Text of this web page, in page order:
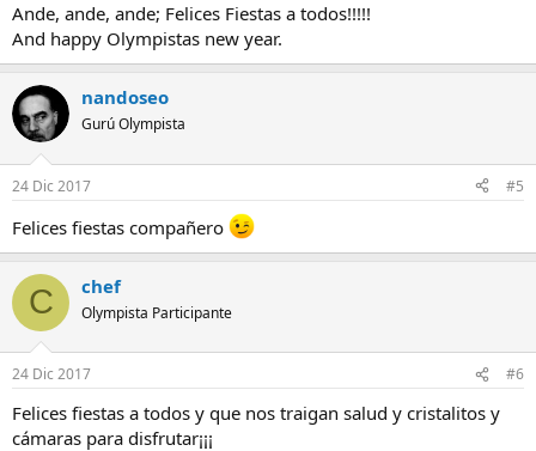
Ande, ande, ande; Felices Fiestas a todos!!!!!
And happy Olympistas new year.
nandoseo
Gurú Olympista
24 Dic 2017 #5
Felices fiestas compañero
C chef
Olympista Participante
24 Dic 2017 #6
Felices fiestas a todos y que nos traigan salud y cristalitos y
cámaras para disfrutar¡¡¡